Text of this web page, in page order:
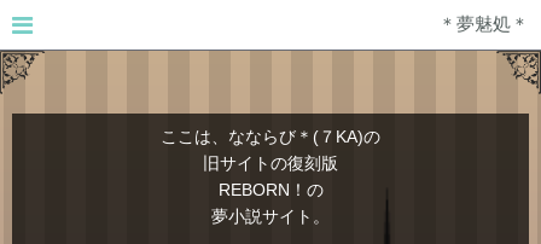
＊夢魅処＊
ここは、なならび＊(７KA)の
旧サイトの復刻版
REBORN！の
夢小説サイト。